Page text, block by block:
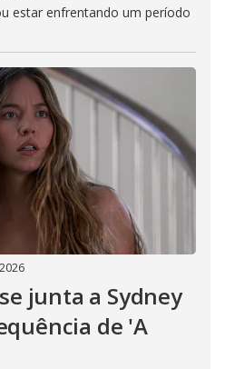
estar enfrentando um período
junta a Sydney
de ​'A